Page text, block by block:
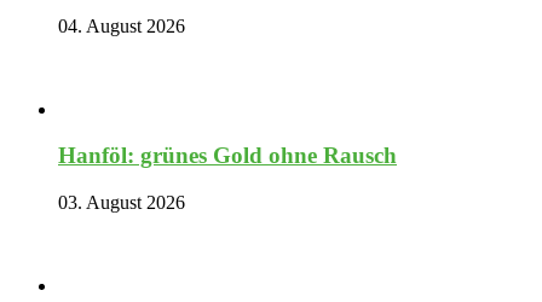
04. August 2026
Hanföl: grünes Gold ohne Rausch
03. August 2026